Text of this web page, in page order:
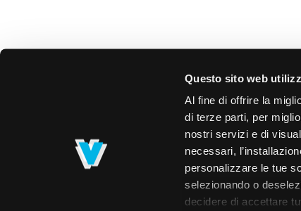
Questo sito web
Al fine di offrire la
di terze parti, per
nostri servizi e di
necessari,
personalizzare le tue
selezionando o
decidere di accettare